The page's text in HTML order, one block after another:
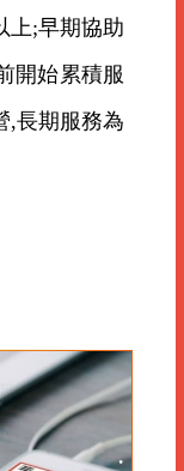
上;早期協助
開始累積服
,長期服務為